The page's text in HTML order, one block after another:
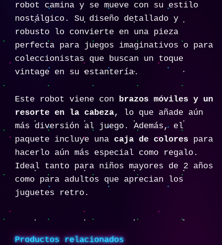
robot camina y se mueve con su estilo
nostálgico. Su diseño detallado y
robusto lo convierte en una pieza
perfecta para juegos imaginativos o para
coleccionistas que buscan un toque
vintage en su estantería.
Este robot viene con
brazos móviles y un
resorte en la cabeza, lo que añade aún
más diversión al juego. Además, el
paquete incluye una caja de colores para
hacerlo aún más especial como regalo.
Ideal tanto para niños mayores de 2 años
como para adultos que aprecian los
juguetes retro.
Productos relacionados